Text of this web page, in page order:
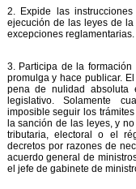
2. Expide las
ejecución de las leyes de
excepciones reglamentarias.
3. Participa de la
promulga y hace publicar.
pena de nulidad absoluta
legislativo. Solamente
imposible seguir los
la sanción de las leyes, y
tributaria, electoral o el
decretos por razones de
acuerdo general de
el jefe de gabinete de